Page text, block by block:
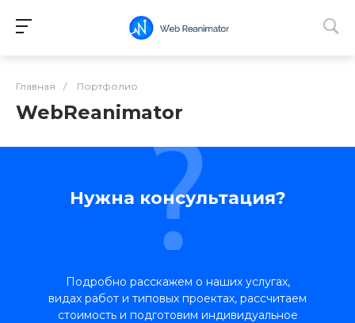
Главная / Портфолио
WebReanimator
Нужна консультация?
Подробно расскажем о наших услугах,
видах работ и типовых проектах, рассчитаем
стоимость и подготовим индивидуальное